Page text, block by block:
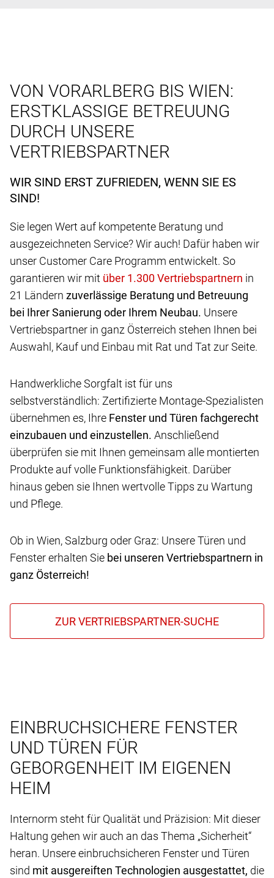
VON VORARLBERG BIS WIEN:
ERSTKLASSIGE BETREUUNG
DURCH UNSERE
VERTRIEBSPARTNER
WIR SIND ERST ZUFRIEDEN, WENN SIE ES
SIND!
Sie legen Wert auf kompetente Beratung und
ausgezeichneten Service? Wir auch! Dafür haben wir
unser Customer Care Programm entwickelt. So
garantieren wir mit
in
21 Ländern zuverlässige Beratung und Betreuung
bei Ihrer Sanierung oder Ihrem Neubau. Unsere
Vertriebspartner in ganz Österreich stehen Ihnen bei
Auswahl, Kauf und Einbau mit Rat und Tat zur Seite.
Handwerkliche Sorgfalt ist für uns
selbstverständlich: Zertifizierte Montage-Spezialisten
übernehmen es, Ihre Fenster und Türen fachgerecht
einzubauen und einzustellen. Anschließend
überprüfen sie mit Ihnen gemeinsam alle montierten
Produkte auf volle Funktionsfähigkeit. Darüber
hinaus geben sie Ihnen wertvolle Tipps zu Wartung
und Pflege.
Ob in Wien, Salzburg oder Graz: Unsere Türen und
Fenster erhalten Sie bei unseren Vertriebspartnern in
ganz Österreich!
EINBRUCHSICHERE FENSTER
UND TÜREN FÜR
GEBORGENHEIT IM EIGENEN
HEIM
Internorm steht für Qualität und Präzision: Mit dieser
Haltung gehen wir auch an das Thema „Sicherheit“
heran. Unsere einbruchsicheren Fenster und Türen
sind mit ausgereiften Technologien ausgestattet, die